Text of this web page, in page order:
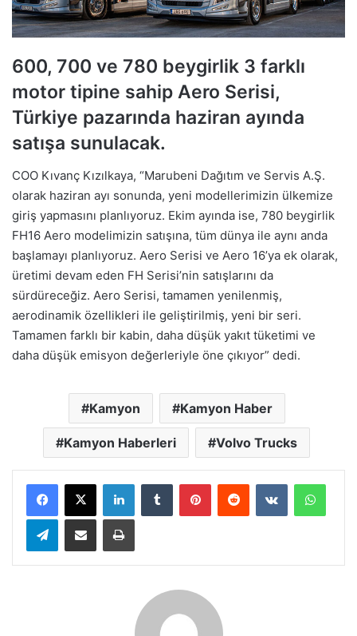
600, 700 ve 780 beygirlik 3 farklı
motor tipine sahip Aero Serisi,
Türkiye pazarında haziran ayında
satışa sunulacak.
COO Kıvanç Kızılkaya, “Marubeni Dağıtım ve Servis A.Ş.
olarak haziran ayı sonunda, yeni modellerimizin ülkemize
giriş yapmasını planlıyoruz. Ekim ayında ise, 780 beygirlik
FH16 Aero modelimizin satışına, tüm dünya ile aynı anda
başlamayı planlıyoruz. Aero Serisi ve Aero 16’ya ek olarak,
üretimi devam eden FH Serisi’nin satışlarını da
sürdüreceğiz. Aero Serisi, tamamen yenilenmiş,
aerodinamik özellikleri ile geliştirilmiş, yeni bir seri.
Tamamen farklı bir kabin, daha düşük yakıt tüketimi ve
daha düşük emisyon değerleriyle öne çıkıyor” dedi.
Kamyon Kamyon Haber
Kamyon Haberleri Volvo Trucks
LinkedInTumblr PinterestReddit VKontakte
TelegramE-Posta ile paylaş Yazdır